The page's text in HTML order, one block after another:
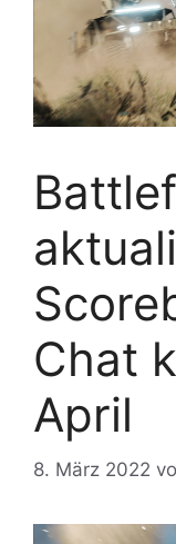
Chat
April
8. März 2022